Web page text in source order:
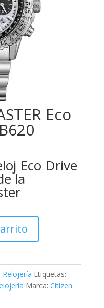
Eco
Eco Drive
la
Relojería Etiquetas:
Marca: Citizen